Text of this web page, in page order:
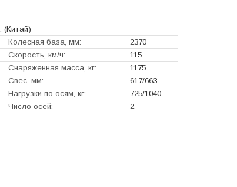
(Китай)
Колесная база, мм:
2370
Скорость, км/ч:
115
Снаряженная масса, кг:
1175
Свес, мм:
617/663
Нагрузки по осям, кг:
725/1040
Число осей: 2